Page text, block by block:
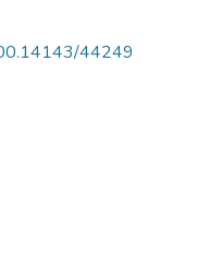
44249